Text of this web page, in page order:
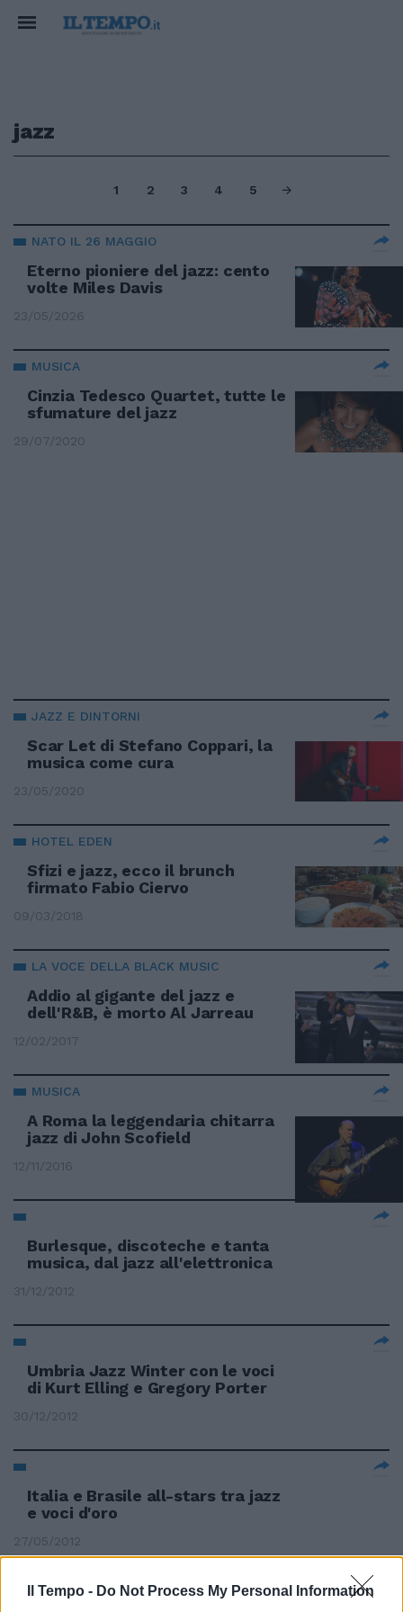
Il Tempo - Do Not Process My Personal Information
jazz
1 2 3 4 5
NATO IL 26 MAGGIO
Eterno pioniere del jazz: cento
volte Miles Davis
23/05/2026
MUSICA
Cinzia Tedesco Quartet, tutte le
sfumature del jazz
29/07/2020
JAZZ E DINTORNI
Scar Let di Stefano Coppari, la
musica come cura
23/05/2020
HOTEL EDEN
Sfizi e jazz, ecco il brunch
firmato Fabio Ciervo
09/03/2018
LA VOCE DELLA BLACK MUSIC
Addio al gigante del jazz e
dell'R&B, è morto Al Jarreau
12/02/2017
MUSICA
A Roma la leggendaria chitarra
jazz di John Scofield
12/11/2016
Burlesque, discoteche e tanta
musica, dal jazz all'elettronica
31/12/2012
Umbria Jazz Winter con le voci
di Kurt Elling e Gregory Porter
30/12/2012
Italia e Brasile all-stars tra jazz
e voci d'oro
27/05/2012